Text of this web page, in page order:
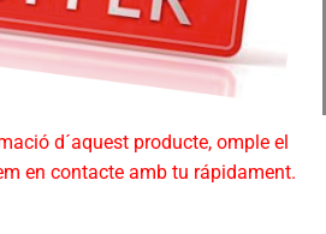
d´aquest producte, omple el
en contacte amb tu rápidament.